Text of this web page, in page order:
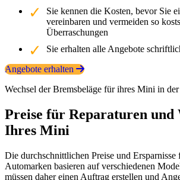
Sie kennen die Kosten, bevor Sie
vereinbaren und vermeiden so
Überraschungen
Sie erhalten alle Angebote
Angebote erhalten
Wechsel der Bremsbeläge für ihres Mini in
Preise für Reparaturen und
Ihres Mini
Die durchschnittlichen Preise und Ersparnisse
Automarken basieren auf verschiedenen
müssen daher einen Auftrag erstellen und